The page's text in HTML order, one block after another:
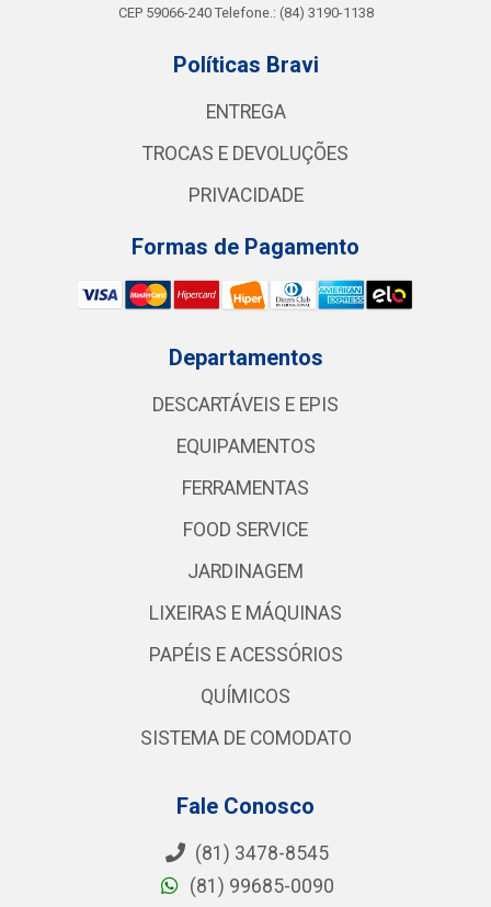
CEP 59066-240 Telefone.: (84) 3190-1138
Políticas Bravi
ENTREGA
TROCAS E DEVOLUÇÕES
PRIVACIDADE
Formas de Pagamento
Departamentos
DESCARTÁVEIS E EPIS
EQUIPAMENTOS
FERRAMENTAS
FOOD SERVICE
JARDINAGEM
LIXEIRAS E MÁQUINAS
PAPÉIS E ACESSÓRIOS
QUÍMICOS
SISTEMA DE COMODATO
Fale Conosco
(81) 3478-8545
(81) 99685-0090